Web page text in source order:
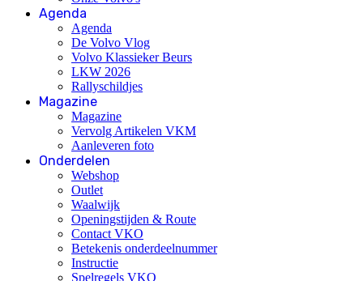
Agenda
Agenda
De Volvo Vlog
Volvo Klassieker Beurs
LKW 2026
Rallyschildjes
Magazine
Magazine
Vervolg Artikelen VKM
Aanleveren foto
Onderdelen
Webshop
Outlet
Waalwijk
Openingstijden & Route
Contact VKO
Betekenis onderdeelnummer
Instructie
Spelregels VKO